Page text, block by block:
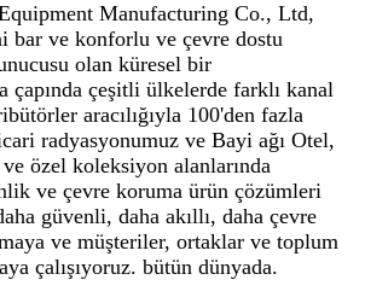
Manufacturing Co., Ltd,
bar ve konforlu ve çevre dostu
olan küresel bir
çapında çeşitli ülkelerde farklı kanal
aracılığıyla 100'den fazla
radyasyonumuz ve Bayi ağı Otel,
özel koleksiyon alanlarında
ve çevre koruma ürün çözümleri
güvenli, daha akıllı, daha çevre
ve müşteriler, ortaklar ve toplum
çalışıyoruz. bütün dünyada.